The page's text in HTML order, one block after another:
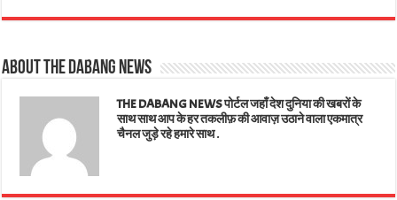
ts
A
pp
bo
ok
tt
er
ed ail er
t
e
About The Dabang News
THE DABANG NEWS पोर्टल जहाँ देश दुनिया की खबरों के
साथ साथ आप के हर तकलीफ़ की आवाज़ उठाने वाला एकमात्र
चैनल जुड़े रहे हमारे साथ .